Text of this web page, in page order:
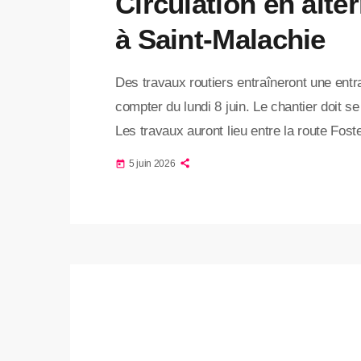
à Saint-Malachie
Des travaux routiers entraîneront une
compter du lundi 8 juin. Le chantier doit
Les travaux auront lieu entre la route
s’agit d’une réfection de ponceaux, une
today 5 juin 2026